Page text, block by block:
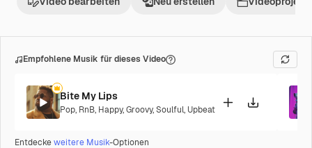
Empfohlene Musik für dieses Video
Bite My Lips
Pop, RnB, Happy,Groovy,Soulful, Upbeat
Entdeckeweitere Musik-Optionen